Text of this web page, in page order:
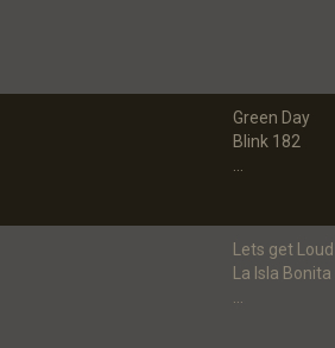
Green Day
Blink 182
Lets get Loud
La Isla Bonita